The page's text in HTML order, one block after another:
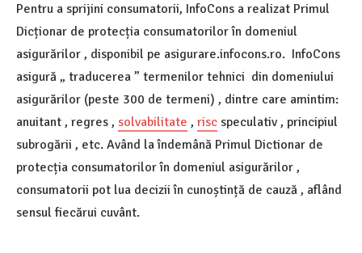
Pentru a sprijini consumatorii, InfoCons a realizat Primul
Dicționar de protecția consumatorilor în domeniul
asigurărilor , disponibil pe asigurare.infocons.ro. InfoCons
asigură „ traducerea ” termenilor tehnici din domeniului
asigurărilor (peste 300 de termeni) , dintre care amintim:
anuitant , regres , solvabilitate , risc speculativ , principiul
subrogării , etc. Având la îndemână Primul Dictionar de
protecția consumatorilor în domeniul asigurărilor ,
consumatorii pot lua decizii în cunoștință de cauză , aflând
sensul fiecărui cuvânt.